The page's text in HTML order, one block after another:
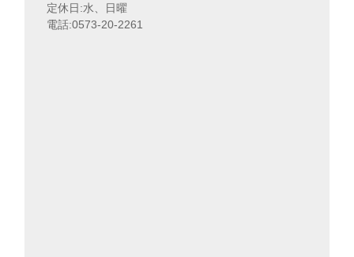
定休日:水、日曜
電話:0573-20-2261